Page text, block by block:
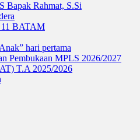
Bapak Rahmat, S.Si
BATAM
hari pertama
Pembukaan MPLS 2026/2027
T.A 2025/2026